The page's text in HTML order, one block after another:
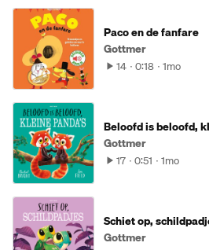
Paco en de fanfare
Gottmer
14 0:18 1mo
Beloofd is beloofd,
Gottmer
17 0:51 1mo
Schiet op,
Gottmer